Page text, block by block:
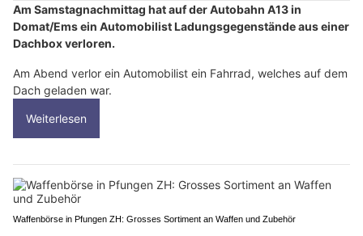
Am Samstagnachmittag hat auf der Autobahn A13 in
Domat/Ems ein Automobilist Ladungsgegenstände aus einer
Dachbox verloren.
Am Abend verlor ein Automobilist ein Fahrrad, welches auf dem
Dach geladen war.
Weiterlesen
Waffenbörse in Pfungen ZH: Grosses Sortiment an Waffen und Zubehör